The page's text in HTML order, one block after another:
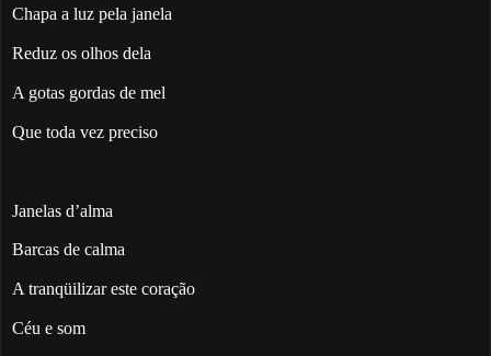
Chapa a luz pela janela
Reduz os olhos dela
A gotas gordas de mel
Que toda vez preciso
Janelas d’alma
Barcas de calma
A tranqüilizar este coração
Céu e som